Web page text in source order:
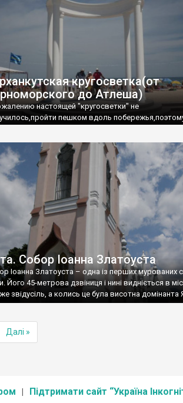
кругосветка(от
до Атлеша)
настоящей "кругосветки" не
пешком вдоль
Собор Іоанна Златоуста
Іоанна Златоуста – одна із перших мурованих
Його 45-метрова дзвіниця і нині видніється в
звідусіль, а колись це була висотна домінанта
Далі »
Підтримати сайт “Україна